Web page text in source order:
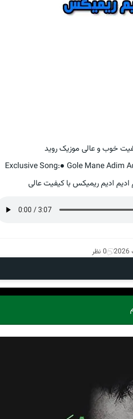
خوب و عالی موزیک روید
Exclusive Song:● Gole Mane Adim
ادیم ادیم ریمیکس با کیفیت عالی
0 نظر